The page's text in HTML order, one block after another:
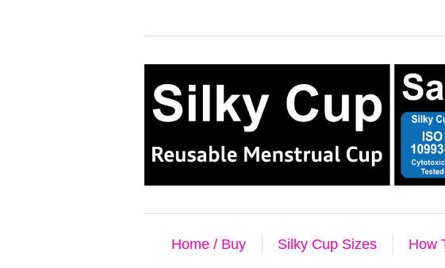
Home / Buy Silky Cup Sizes How